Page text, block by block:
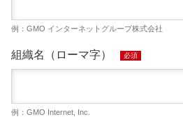
例：GMO インターネットグループ株式会社
組織名（ローマ字） 必須
例：GMO Internet, Inc.